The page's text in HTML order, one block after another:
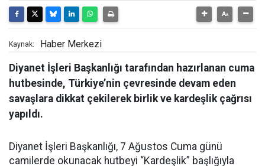
Kaynak: Haber Merkezi
Diyanet İşleri Başkanlığı tarafından hazırlanan cuma
hutbesinde, Türkiye’nin çevresinde devam eden
savaşlara dikkat çekilerek birlik ve kardeşlik çağrısı
yapıldı.
Diyanet İşleri Başkanlığı, 7 Ağustos Cuma günü
camilerde okunacak hutbeyi “Kardeşlik” başlığıyla